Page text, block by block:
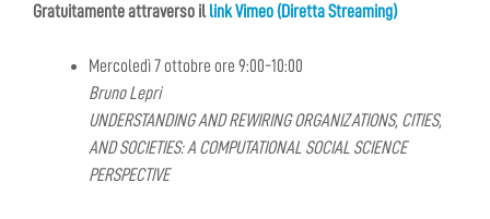
Gratuitamente attraverso illink Vimeo (Diretta Streaming)
Mercoledì 7 ottobre ore 9:00-10:00
Bruno Lepri
UNDERSTANDING AND REWIRING ORGANIZATIONS, CITIES,
AND SOCIETIES: A COMPUTATIONAL SOCIAL SCIENCE
PERSPECTIVE